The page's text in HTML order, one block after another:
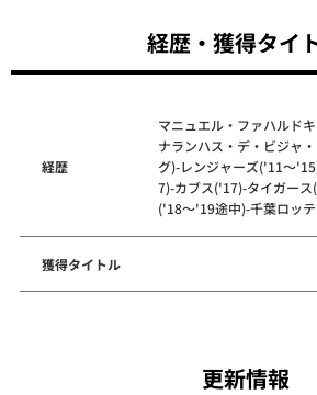
経歴・獲得タイ
経歴
マニュエル・ファハルド
ナランハス・デ・ビジャ
グ)-レンジャーズ('11～
7)-カブス('17)-タイガー
('18～'19途中)-千葉ロッ
獲得タイトル
更新情報